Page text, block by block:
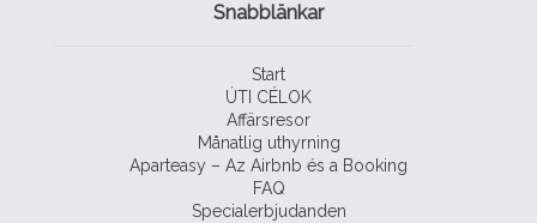
Snabblänkar
Start
ÚTI CÉLOK
Affärsresor
Månatlig uthyrning
Aparteasy – Az Airbnb és a Booking
FAQ
Specialerbjudanden